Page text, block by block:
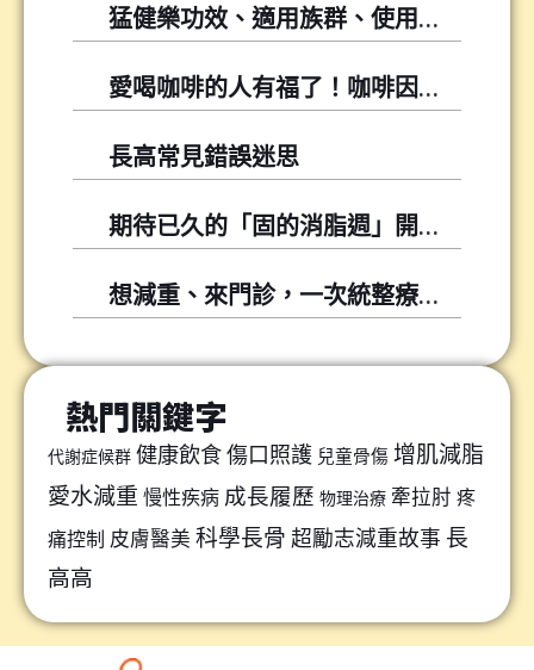
猛健樂功效、適用族群、使用方式與常見問題
愛喝咖啡的人有福了！咖啡因可以幫你降低尿酸！
長高常見錯誤迷思
期待已久的「固的消脂週」開跑囉～～
想減重、來門診，一次統整療程懶人包
熱門關鍵字
代謝症候群 健康飲食傷口照護 兒童骨傷 增肌減脂
愛水減重 慢性疾病 成長履歷 物理治療 牽拉肘 疼
痛控制 皮膚醫美 科學長骨 超勵志減重故事 長
高高